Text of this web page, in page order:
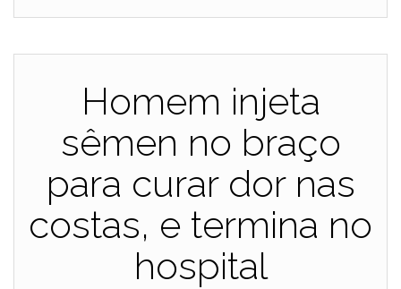
Homem injeta
sêmen no braço
para curar dor nas
costas, e termina no
hospital